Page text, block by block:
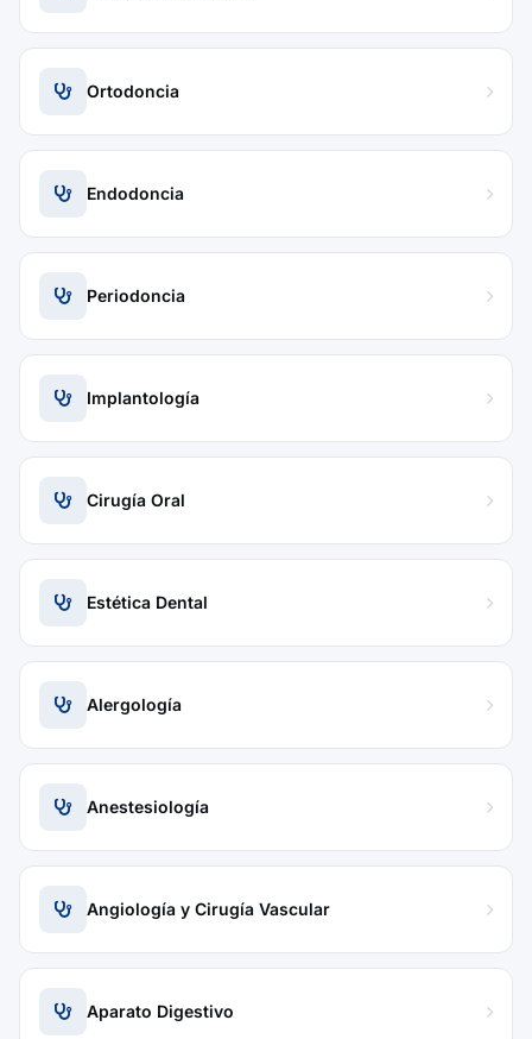
Ortodoncia
Endodoncia
Periodoncia
Implantología
Cirugía Oral
Estética Dental
Alergología
Anestesiología
Angiología y Cirugía Vascular
Aparato Digestivo